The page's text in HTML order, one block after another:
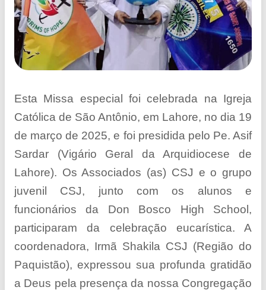
Esta Missa especial foi celebrada na Igreja
Católica de São Antônio, em Lahore, no dia 19
de março de 2025, e foi presidida pelo Pe. Asif
Sardar (Vigário Geral da Arquidiocese de
Lahore). Os Associados (as) CSJ e o grupo
juvenil CSJ, junto com os alunos e
funcionários da Don Bosco High School,
participaram da celebração eucarística. A
coordenadora, Irmã Shakila CSJ (Região do
Paquistão), expressou sua profunda gratidão
a Deus pela presença da nossa Congregação